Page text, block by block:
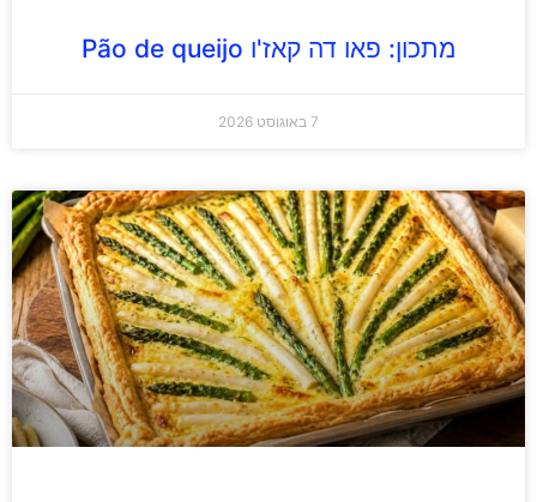
מתכון: פאו דה קאז'ו Pão de queijo
7 באוגוסט 2026